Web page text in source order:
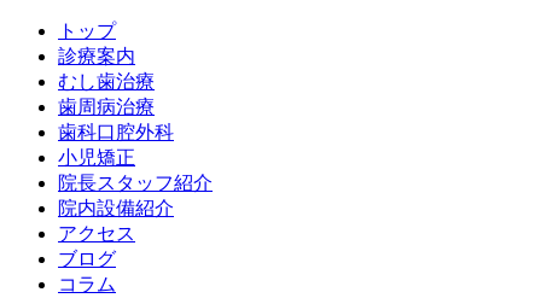
トップ
診療案内
むし歯治療
歯周病治療
歯科口腔外科
小児矯正
院長スタッフ紹介
院内設備紹介
アクセス
ブログ
コラム